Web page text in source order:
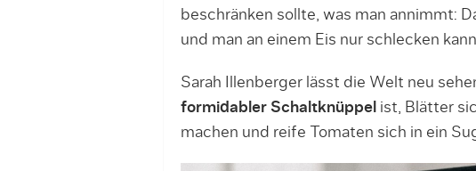
beschränken sollte, was man annimmt:
und man an einem Eis nur schlecken
Sarah Illenberger lässt die Welt neu
formidabler Schaltknüppel ist, Blätter
machen und reife Tomaten sich in ein